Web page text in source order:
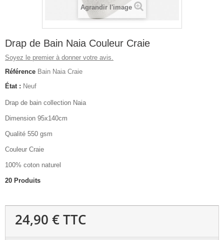
Agrandir l'image
Drap de Bain Naia Couleur Craie
Soyez le premier à donner votre avis.
Référence Bain Naia Craie
État : Neuf
Drap de bain collection Naia
Dimension 95x140cm
Qualité 550 gsm
Couleur Craie
100% coton naturel
20 Produits
24,90 €TTC